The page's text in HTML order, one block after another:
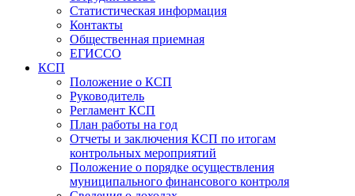
Статистическая информация
Контакты
Общественная приемная
ЕГИССО
КСП
Положение о КСП
Руководитель
Регламент КСП
План работы на год
Отчеты и заключения КСП по итогам
контрольных мероприятий
Положение о порядке осуществления
муниципального финансового контроля